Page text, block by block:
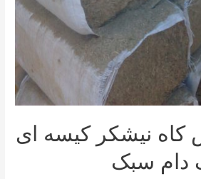
نیشکر کیسه ای
دام سبک